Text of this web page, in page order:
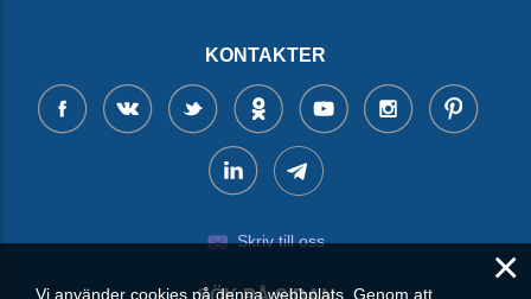
KONTAKTER
Skriv till oss
×
Vi använder cookies på denna webbplats. Genom att